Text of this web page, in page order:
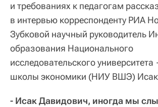
и требованиях к педагогам
в интервью корреспонденту РИА
Зубковой научный руководитель
образования Национального
исследовательского
школы экономики (НИУ ВШЭ)
- Исак Давидович, иногда мы